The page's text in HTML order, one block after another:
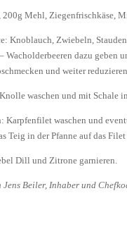
200g Mehl, Ziegenfrischkäse,
Knoblauch, Zwiebeln,
Wacholderbeeren dazu
und weiter
waschen und mit Schale
Karpfenfilet waschen und
Teig in der Pfanne auf das Filet
Dill und Zitrone garnieren.
Jens Beiler, Inhaber und